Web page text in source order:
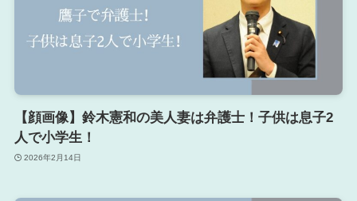
【顔画像】鈴木憲和の美人妻は弁護士！子供は息子2
人で小学生！
2026年2月14日